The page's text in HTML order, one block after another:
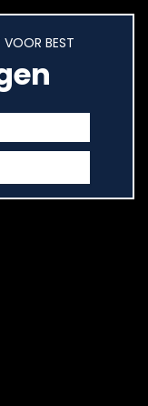
BEST